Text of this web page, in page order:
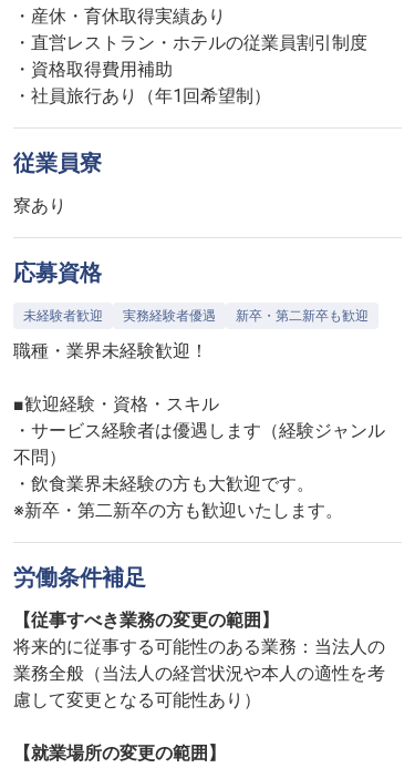
・産休・育休取得実績あり
・直営レストラン・ホテルの従業員割引制度
・資格取得費用補助
・社員旅行あり（年1回希望制）
従業員寮
寮あり
応募資格
未経験者歓迎 実務経験者優遇 新卒・第二新卒も歓迎
職種・業界未経験歓迎！
■歓迎経験・資格・スキル
・サービス経験者は優遇します（経験ジャンル
不問）
・飲食業界未経験の方も大歓迎です。
※新卒・第二新卒の方も歓迎いたします。
労働条件補足
【従事すべき業務の変更の範囲】
将来的に従事する可能性のある業務：当法人の
業務全般（当法人の経営状況や本人の適性を考
慮して変更となる可能性あり）
【就業場所の変更の範囲】